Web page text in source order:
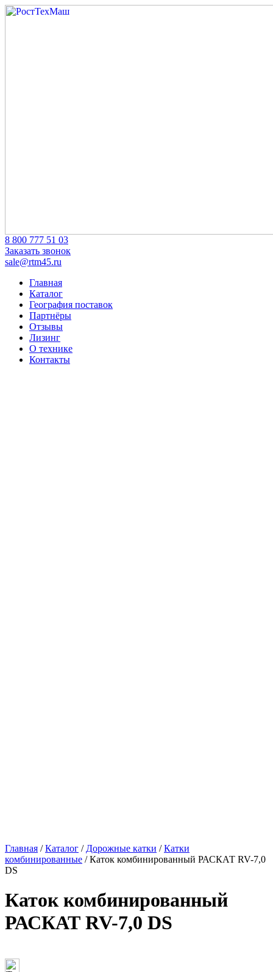
Skip
‎8 800 777 51 03
Заказать звонок
sale@rtm45.ru
Главная
Каталог
География поставок
Партнёры
Отзывы
Лизинг
О технике
Контакты
Главная /Каталог / Дорожные катки /Катки
комбинированные / Каток комбинированный РАСКАТ RV-7,0
DS
Каток комбинированный
РАСКАТ RV-7,0 DS